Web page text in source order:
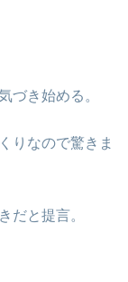
づき始める。
りなので驚きま
だと提言。